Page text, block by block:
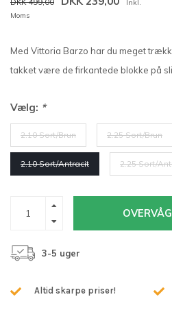
Inkl.
Moms
Med Vittoria Barzo har du meget
takket være de firkantede blokke på
Vælg: *
2.10 Sort/Brun 2.25 Sort/Brun
2.10 Sort/Antracit 2.25 Sort/
3-5 uger
Altid skarpe priser!